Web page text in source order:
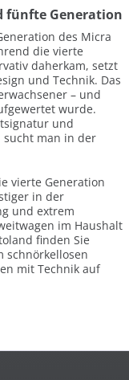
fünfte Generation
des Micra
die vierte
daherkam, setzt
und Technik. Das
– und
wurde.
und
sucht man in der
vierte Generation
in der
und extrem
im Haushalt
finden Sie
schnörkellosen
mit Technik auf